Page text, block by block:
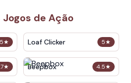
de Ação
5★ 5★
Loaf Clicker
★ 4.5★
Beepbox